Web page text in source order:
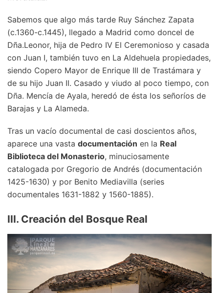
Sabemos que algo más tarde Ruy Sánchez Zapata
(c.1360-c.1445), llegado a Madrid como doncel de
Dña.Leonor, hija de Pedro IV El Ceremonioso y casada
con Juan I, también tuvo en La Aldehuela propiedades,
siendo Copero Mayor de Enrique III de Trastámara y
de su hijo Juan II. Casado y viudo al poco tiempo, con
Dña. Mencía de Ayala, heredó de ésta los señoríos de
Barajas y La Alameda.
Tras un vacío documental de casi doscientos años,
aparece una vasta documentación en la Real
Biblioteca del Monasterio, minuciosamente
catalogada por Gregorio de Andrés (documentación
1425-1630) y por Benito Mediavilla (series
documentales 1631-1882 y 1560-1885).
III. Creación del Bosque Real